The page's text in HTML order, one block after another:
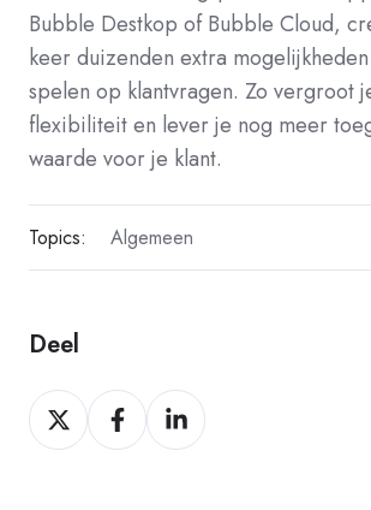
Bubble Destkop of Bubble Cloud,
keer duizenden extra
spelen op klantvragen. Zo vergroot
flexibiliteit en lever je nog meer
waarde voor je klant.
Topics: Algemeen
Deel
Deel Deel Deel